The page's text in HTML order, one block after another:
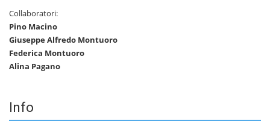
Collaboratori:
Pino Macino
Giuseppe Alfredo Montuoro
Federica Montuoro
Alina Pagano
Info